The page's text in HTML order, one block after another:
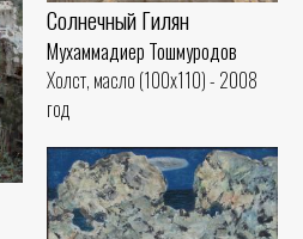
Солнечный Гилян
Мухаммадиер Тошмуродов
Холст, масло (100x110) - 2008
год